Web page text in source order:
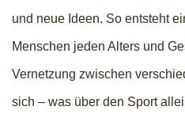
und neue Ideen. So entsteht
Menschen jeden Alters und
Vernetzung zwischen
sich – was über den Sport